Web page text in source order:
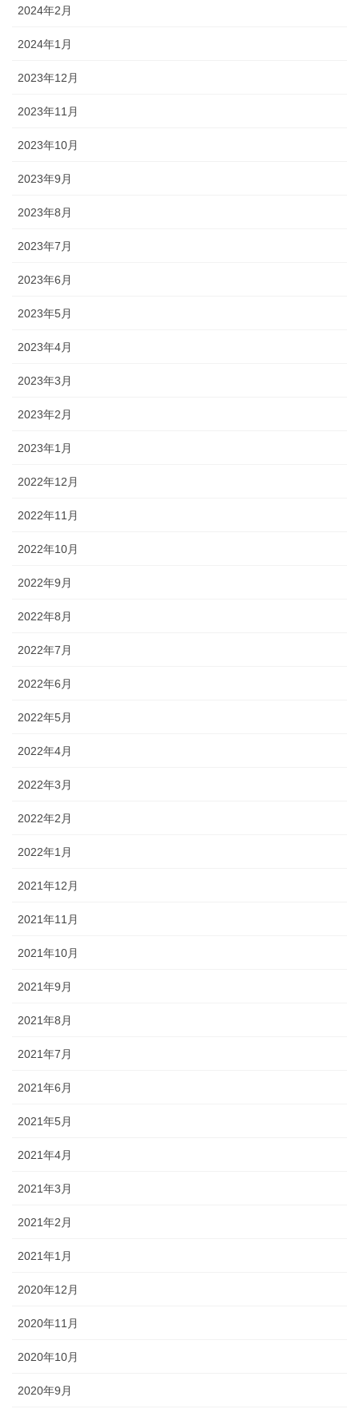
2024年2月
2024年1月
2023年12月
2023年11月
2023年10月
2023年9月
2023年8月
2023年7月
2023年6月
2023年5月
2023年4月
2023年3月
2023年2月
2023年1月
2022年12月
2022年11月
2022年10月
2022年9月
2022年8月
2022年7月
2022年6月
2022年5月
2022年4月
2022年3月
2022年2月
2022年1月
2021年12月
2021年11月
2021年10月
2021年9月
2021年8月
2021年7月
2021年6月
2021年5月
2021年4月
2021年3月
2021年2月
2021年1月
2020年12月
2020年11月
2020年10月
2020年9月